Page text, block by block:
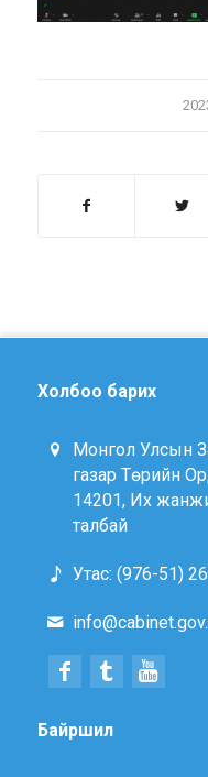
/
Холбоо барих
Монгол Улсын
газар Төрийн
14201, Их
талбай
Утас: (976-51)
Байршил